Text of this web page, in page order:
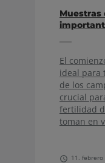
Muestras
El
ideal para
de los
crucial
fertilidad
toman en
11. febrero